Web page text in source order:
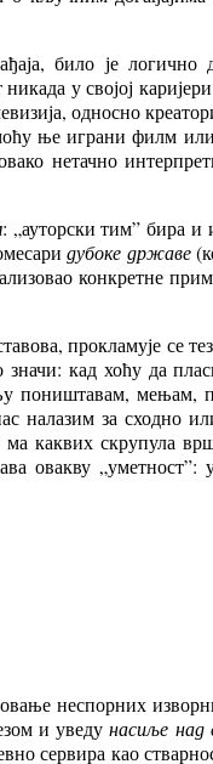
било је
у својој
односно
ње играни филм или
нетачно
: „ауторски тим” бира и
дубоке државе
конкретне
прокламује се
кад хоћу да
поништавам,
налазим за сходно
ма каквих скрупула
овакву
неспорних
и уведунасиље над
сервира као